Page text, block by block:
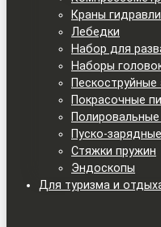
Краны
Лебедки
Набор для
Наборы
Пескоструйные
Покрасочные
Пуско-
Стяжки пружин
Эндоскопы
Для туризма и